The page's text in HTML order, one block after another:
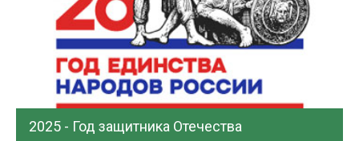
2025 - Год защитника Отечества